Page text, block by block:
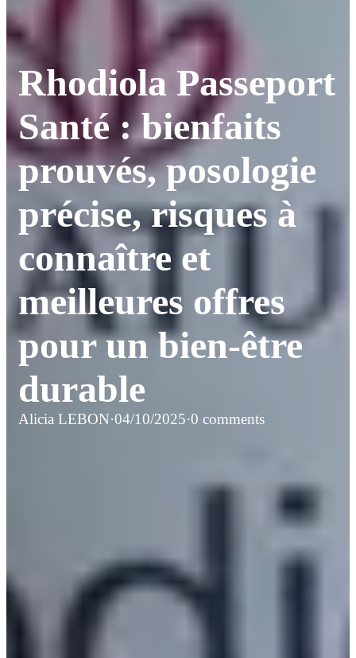
Rhodiola Passeport
Santé : bienfaits
prouvés, posologie
précise, risques à
connaître et
meilleures offres
pour un bien-être
durable
Alicia LEBON·04/10/2025·0 comments